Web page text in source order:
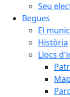
Seu
Begues
El
Història
Llocs